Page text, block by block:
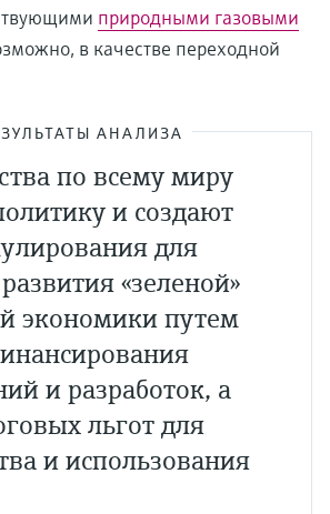
природными газовыми
в качестве переходной
АНАЛИЗА
по всему миру
и создают
для
«зеленой»
экономики путем
и разработок, а
льгот для
и использования